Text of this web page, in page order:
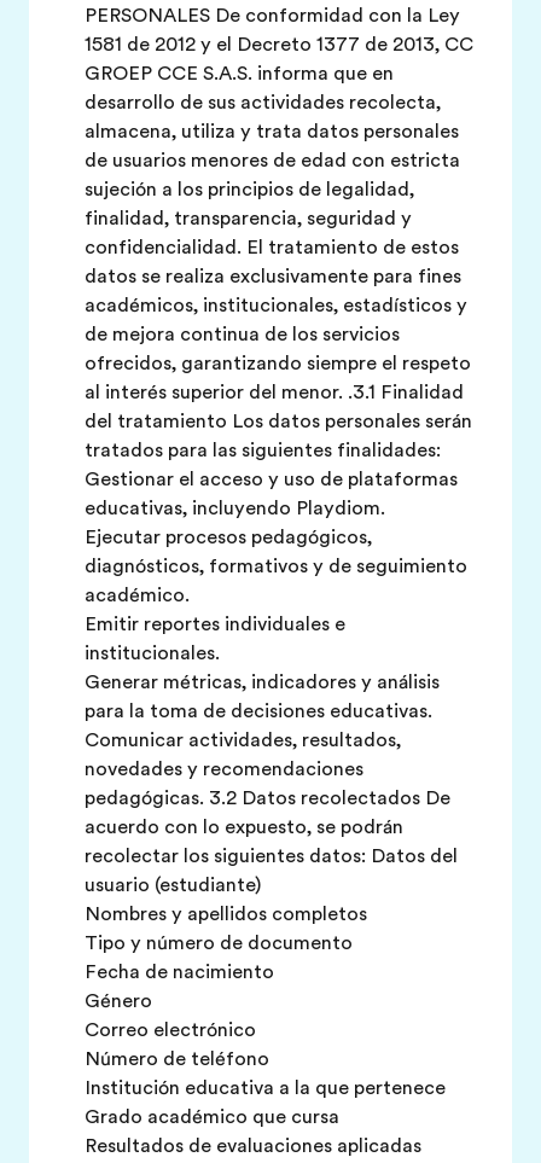
PERSONALES De conformidad con la Ley
1581 de 2012 y el Decreto 1377 de 2013, CC
GROEP CCE S.A.S. informa que en
desarrollo de sus actividades recolecta,
almacena, utiliza y trata datos personales
de usuarios menores de edad con estricta
sujeción a los principios de legalidad,
finalidad, transparencia, seguridad y
confidencialidad. El tratamiento de estos
datos se realiza exclusivamente para fines
académicos, institucionales, estadísticos y
de mejora continua de los servicios
ofrecidos, garantizando siempre el respeto
al interés superior del menor. .3.1 Finalidad
del tratamiento Los datos personales serán
tratados para las siguientes finalidades:
Gestionar el acceso y uso de plataformas
educativas, incluyendo Playdiom.
Ejecutar procesos pedagógicos,
diagnósticos, formativos y de seguimiento
académico.
Emitir reportes individuales e
institucionales.
Generar métricas, indicadores y análisis
para la toma de decisiones educativas.
Comunicar actividades, resultados,
novedades y recomendaciones
pedagógicas. 3.2 Datos recolectados De
acuerdo con lo expuesto, se podrán
recolectar los siguientes datos: Datos del
usuario (estudiante)
Nombres y apellidos completos
Tipo y número de documento
Fecha de nacimiento
Género
Correo electrónico
Número de teléfono
Institución educativa a la que pertenece
Grado académico que cursa
Resultados de evaluaciones aplicadas